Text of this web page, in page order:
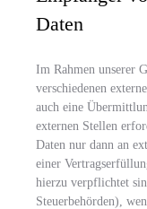
Daten
Im Rahmen unserer
verschiedenen
auch eine
externen Stellen
Daten nur dann an
einer
hierzu verpflichtet
Steuerbehörden),